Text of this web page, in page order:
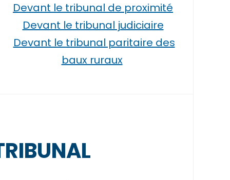
Devant le tribunal de proximité
Devant le tribunal judiciaire
Devant le tribunal paritaire des
baux ruraux